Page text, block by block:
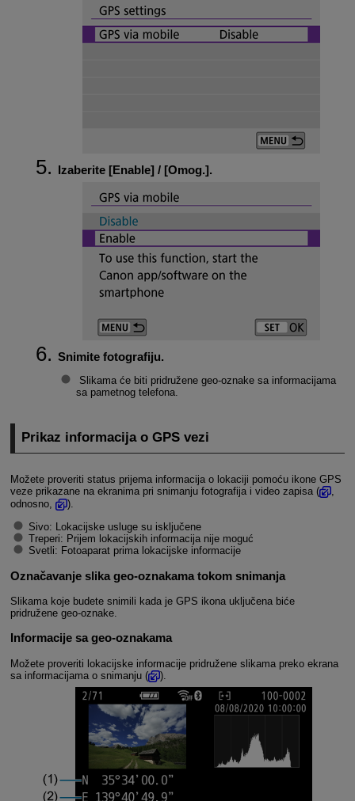
Izaberite [Enable] / [Omog.].
Snimite fotografiju.
Slikama će biti pridružene geo-oznake sa informacijama
sa pametnog telefona.
Prikaz informacija o GPS vezi
Možete proveriti status prijema informacija o lokaciji pomoću ikone GPS
veze prikazane na ekranima pri snimanju fotografija i video zapisa (
odnosno,
).
Sivo: Lokacijske usluge su isključene
Treperi: Prijem lokacijskih informacija nije moguć
Svetli: Fotoaparat prima lokacijske informacije
Označavanje slika geo-oznakama tokom snimanja
Slikama koje budete snimili kada je GPS ikona uključena biće
pridružene geo-oznake.
Informacije sa geo-oznakama
Možete proveriti lokacijske informacije pridružene slikama preko ekrana
sa informacijama o snimanju (
).